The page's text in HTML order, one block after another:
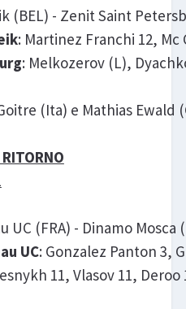
(BEL) - Zenit Saint
: Martinez Franchi 12, Mc
: Melkozerov (L),
(Ita) e Mathias Ewald
(FRA) - Dinamo Mosca
UC: Gonzalez Panton 3,
11, Vlasov 11,